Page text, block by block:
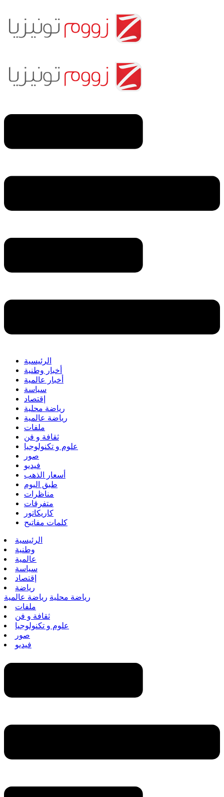
الرئيسية
أخبار وطنية
أخبار عالمية
سياسة
إقتصاد
رياضة محلية
رياضة عالمية
ملفات
ثقافة و فن
علوم و تكنولوجيا
صور
فيديو
أسعار الذهب
طبق اليوم
مناظرات
متفرقات
كاريكاتور
كلمات مفاتيح
الرئيسية
وطنية
عالمية
سياسة
إقتصاد
رياضة
رياضة محلية رياضة عالمية
ملفات
ثقافة و فن
علوم و تكنولوجيا
صور
فيديو